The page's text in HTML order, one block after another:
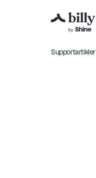
Supportartikler